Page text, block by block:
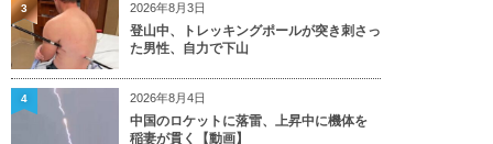
2026年8月3日
登山中、トレッキングポールが突き刺さっ
た男性、自力で下山
3
2026年8月4日
中国のロケットに落雷、上昇中に機体を
稲妻が貫く【動画】
4